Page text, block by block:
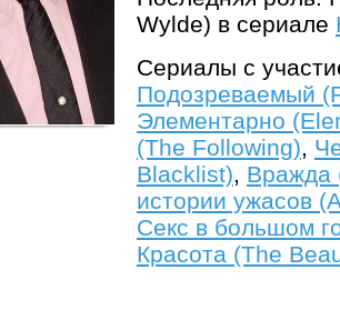
Wylde) в сериале
Сериалы с
Подозреваемый
Элементарно
(The Following),
Blacklist), Вражда
истории ужасов
Секс в большом
Красота (The